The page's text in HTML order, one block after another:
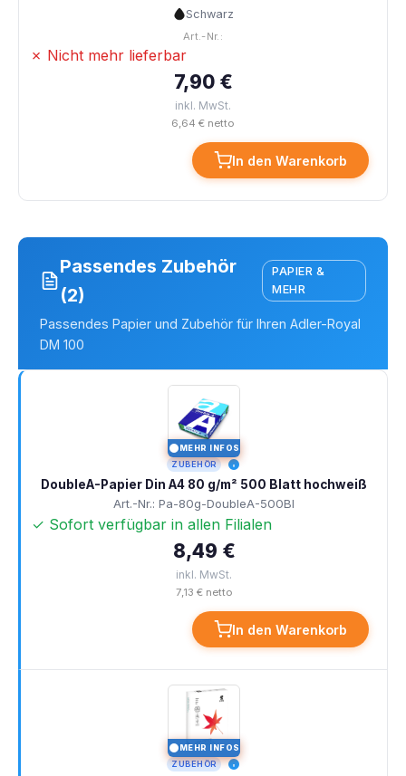
Schwarz
Art.-Nr.:
✗ Nicht mehr lieferbar
7,90 €
inkl. MwSt.
6,64 € netto
In den Warenkorb
Passendes Zubehör
(2)
PAPIER &
MEHR
Passendes Papier und Zubehör für Ihren Adler-Royal
DM 100
MEHR INFOS
ZUBEHÖR
DoubleA-Papier Din A4 80 g/m² 500 Blatt hochweiß
Art.-Nr.: Pa-80g-DoubleA-500Bl
✓ Sofort verfügbar in allen Filialen
8,49 €
inkl. MwSt.
7,13 € netto
In den Warenkorb
MEHR INFOS
ZUBEHÖR